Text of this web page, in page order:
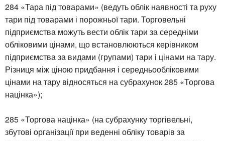
284 «Тара під товарами» (ведуть облік наявності та руху
тари під товарами і порожньої тари. Торговельні
підприємства можуть вести облік тари за середніми
обліковими цінами, що встановлюються керівником
підприємства за видами (групами) тари і цінами на тару.
Різниця між ціною придбання і середньообліковими
цінами на тару відносяться на субрахунок 285 «Торгова
націнка»);
285 «Торгова націнка» (на субрахунку торгівельні,
збутові організації при веденні обліку товарів за